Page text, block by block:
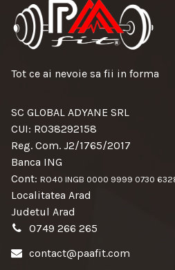
Tot ce ai nevoie sa fii in forma
SC GLOBAL ADYANE SRL
CUI: RO38292158
Reg. Com. J2/1765/2017
Banca ING
Cont: RO40 INGB 0000 9999 0730
Localitatea Arad
Judetul Arad
0749 266 265
contact@paafit.com